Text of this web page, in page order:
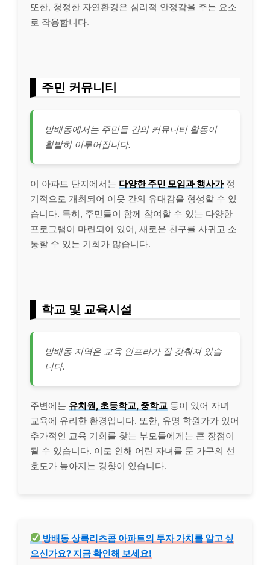
또한, 청정한 자연환경은 심리적 안정감을 주는 요소
로 작용합니다.
주민 커뮤니티
방배동에서는 주민들 간의 커뮤니티 활동이
활발히 이루어집니다.
이 아파트 단지에서는 다양한 주민 모임과 행사가정
기적으로 개최되어 이웃 간의 유대감을 형성할 수 있
습니다. 특히, 주민들이 함께 참여할 수 있는 다양한
프로그램이 마련되어 있어, 새로운 친구를 사귀고 소
통할 수 있는 기회가 많습니다.
학교 및 교육시설
방배동 지역은 교육 인프라가 잘 갖춰져 있습
니다.
주변에는 유치원, 초등학교, 중학교 등이 있어 자녀
교육에 유리한 환경입니다. 또한, 유명 학원가가 있어
추가적인 교육 기회를 찾는 부모들에게는 큰 장점이
될 수 있습니다. 이로 인해 어린 자녀를 둔 가구의 선
호도가 높아지는 경향이 있습니다.
방배동 상록리츠콤 아파트의 투자 가치를 알고 싶
으신가요? 지금 확인해 보세요!